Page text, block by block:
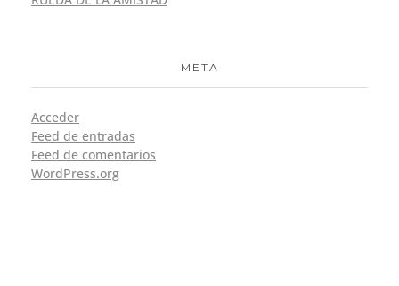
META
Acceder
Feed de entradas
Feed de comentarios
WordPress.org